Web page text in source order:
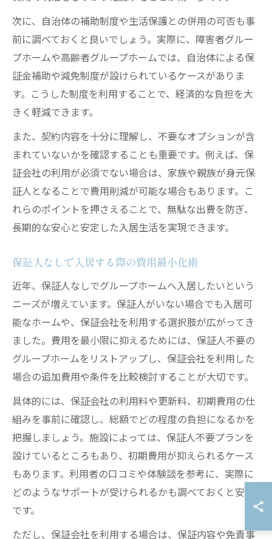
次に、自治体の補助制度や生活保護との併用の可否も事
前に調べておくと良いでしょう。実際に、障害者グルー
プホームや高齢者グループホームでは、自治体による保
証金補助や減免制度が設けられているケースがありま
す。こうした制度を利用することで、経済的な負担を大
きく軽減できます。
また、契約内容を十分に理解し、不要なオプションが含
まれていないかを確認することも重要です。例えば、保
証会社の利用が必須でない場合は、家族や親族が身元保
証人となることで費用削減が可能な場合もあります。こ
れらのポイントを押さえることで、無駄な出費を防ぎ、
長期的な安心と安定した入居生活を実現できます。
保証人なしで入居する際の費用最小化術
近年、保証人なしでグループホームへ入居したいという
ニーズが増えています。保証人がいない場合でも入居可
能なホームや、保証会社を利用する選択肢が広がってき
ました。費用を最小限に抑えるためには、保証人不要の
グループホームをリストアップし、保証会社を利用した
場合の追加費用や条件を比較検討することが大切です。
具体的には、保証会社の利用料や更新料、初期費用の仕
組みを事前に確認し、総額でどの程度の負担になるかを
把握しましょう。施設によっては、保証人不要プランを
設けているところもあり、初期費用が抑えられるケース
もあります。利用者の口コミや体験談を参考に、実際に
どのようなサポートが受けられるかも調べておくと安心
です。
ただし、保証会社を利用する場合は、保証内容や免責事